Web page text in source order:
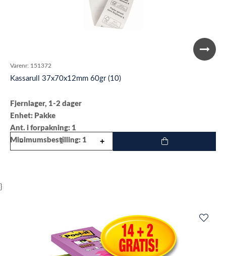
Varenr: 151372
Kassarull 37x70x12mm 60gr (10)
Fjernlager, 1-2 dager
Enhet: Pakke
Ant. i forpakning: 1
Minimumsbestilling: 1
}